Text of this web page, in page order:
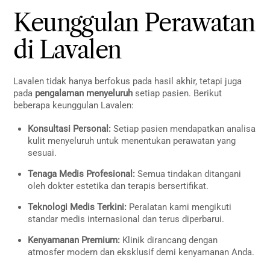
Keunggulan Perawatan
di Lavalen
Lavalen tidak hanya berfokus pada hasil akhir, tetapi juga
pada pengalaman menyeluruh setiap pasien. Berikut
beberapa keunggulan Lavalen:
Konsultasi Personal: Setiap pasien mendapatkan analisa
kulit menyeluruh untuk menentukan perawatan yang
sesuai.
Tenaga Medis Profesional: Semua tindakan ditangani
oleh dokter estetika dan terapis bersertifikat.
Teknologi Medis Terkini: Peralatan kami mengikuti
standar medis internasional dan terus diperbarui.
Kenyamanan Premium: Klinik dirancang dengan
atmosfer modern dan eksklusif demi kenyamanan Anda.